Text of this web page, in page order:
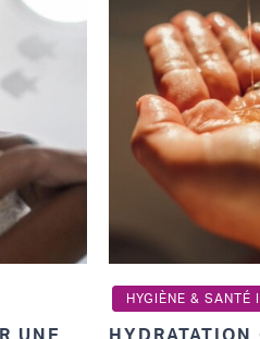
UNE
HYGIÈNE & SANTÉ
HYDRATATION